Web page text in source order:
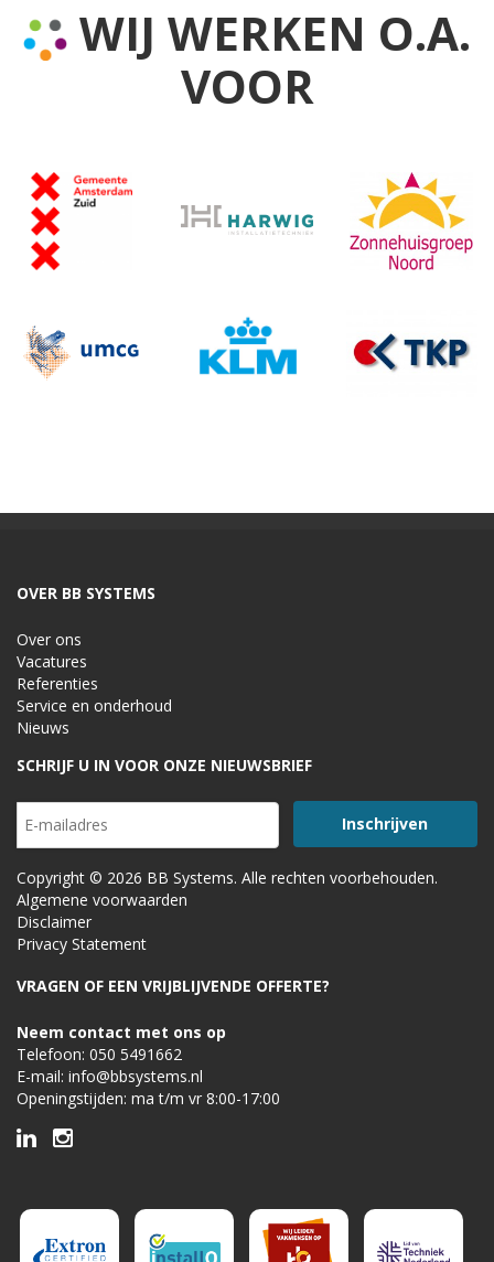
WIJ WERKEN O.A.
VOOR
OVER BB SYSTEMS
Over ons
Vacatures
Referenties
Service en onderhoud
Nieuws
SCHRIJF U IN VOOR ONZE NIEUWSBRIEF
Copyright © 2026 BB Systems. Alle rechten voorbehouden.
Algemene voorwaarden
Disclaimer
Privacy Statement
VRAGEN OF EEN VRIJBLIJVENDE OFFERTE?
Neem contact met ons op
Telefoon: 050 5491662
E-mail: info@bbsystems.nl
Openingstijden: ma t/m vr 8:00-17:00